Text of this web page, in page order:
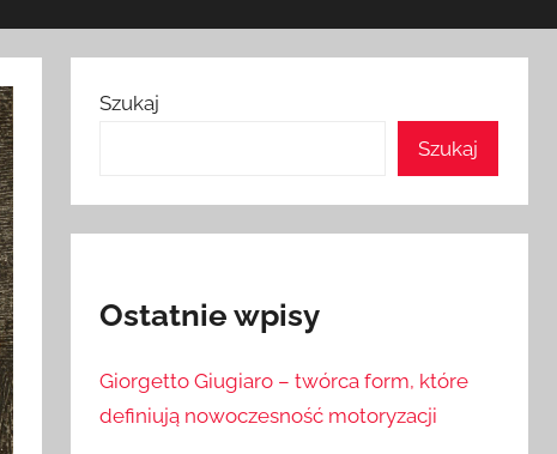
Szukaj
Szukaj
Ostatnie wpisy
Giorgetto Giugiaro – twórca form, które
definiują nowoczesność motoryzacji